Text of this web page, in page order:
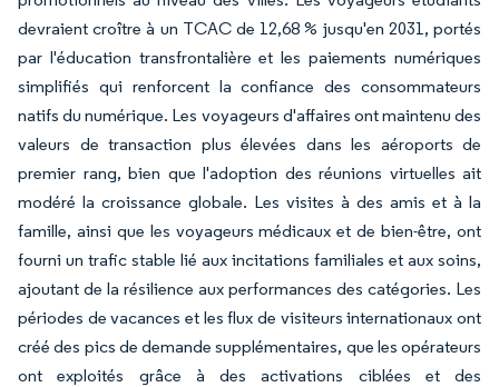
devraient croître à un TCAC de 12,68 % jusqu'en 2031, portés
par l'éducation transfrontalière et les paiements numériques
simplifiés qui renforcent la confiance des consommateurs
natifs du numérique. Les voyageurs d'affaires ont maintenu des
valeurs de transaction plus élevées dans les aéroports de
premier rang, bien que l'adoption des réunions virtuelles ait
modéré la croissance globale. Les visites à des amis et à la
famille, ainsi que les voyageurs médicaux et de bien-être, ont
fourni un trafic stable lié aux incitations familiales et aux soins,
ajoutant de la résilience aux performances des catégories. Les
périodes de vacances et les flux de visiteurs internationaux ont
créé des pics de demande supplémentaires, que les opérateurs
ont exploités grâce à des activations ciblées et des